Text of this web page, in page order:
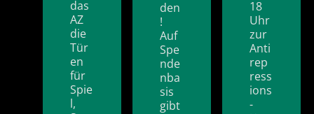
das
AZ
die
Tür
en
für
Spie
l,
den
!
Auf
Spe
nde
nba
sis
gibt
18
Uhr
zur
Anti
rep
ress
ions
-